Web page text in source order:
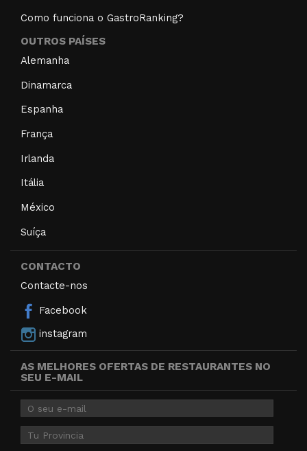
Como funciona o GastroRanking?
OUTROS PAÍSES
Alemanha
Dinamarca
Espanha
França
Irlanda
Itália
México
Suíça
CONTACTO
Contacte-nos
Facebook
instagram
AS MELHORES OFERTAS DE RESTAURANTES NO
SEU E-MAIL